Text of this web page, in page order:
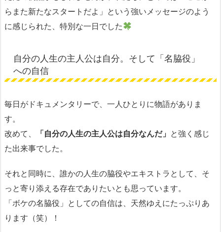
らまた新たなスタートだよ」という強いメッセージのよう
に感じられた、特別な一日でした
自分の人生の主人公は自分。そして「名脇役」
への自信
毎日がドキュメンタリーで、一人ひとりに物語がありま
す。
改めて、
「自分の人生の主人公は自分なんだ」 と強く感じ
た出来事でした。
それと同時に、誰かの人生の脇役やエキストラとして、そ
っと寄り添える存在でありたいとも思っています。
「ボケの名脇役」としての自信は、天然ゆえにたっぷりあ
ります（笑）！